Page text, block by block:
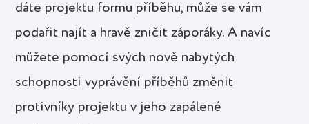
dáte projektu formu příběhu, může se vám
podařit najít a hravě zničit záporáky. A navíc
můžete pomocí svých nově nabytých
schopnosti vyprávění příběhů změnit
protivníky projektu v jeho zapálené